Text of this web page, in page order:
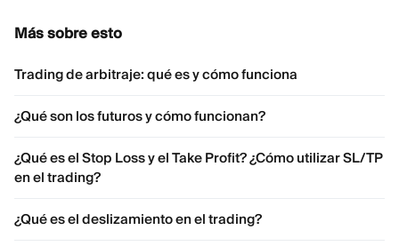
Más sobre esto
Trading de arbitraje: qué es y cómo funciona
¿Qué son los futuros y cómo funcionan?
¿Qué es el Stop Loss y el Take Profit? ¿Cómo utilizar SL/TP
en el trading?
¿Qué es el deslizamiento en el trading?